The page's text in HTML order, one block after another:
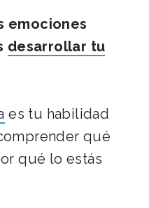
emociones
desarrollar tu
es tu habilidad
qué
qué lo estás